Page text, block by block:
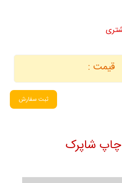
قیمت :
ثبت سفارش
چاپ شاپرک